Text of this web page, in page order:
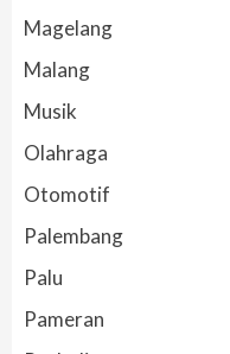
Magelang
Malang
Musik
Olahraga
Otomotif
Palembang
Palu
Pameran